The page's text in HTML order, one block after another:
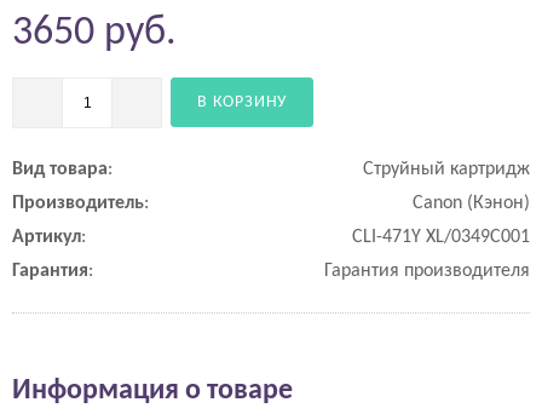
Вид товара:
Струйный картридж
Производитель:
Canon (Кэнон)
Артикул:
CLI-471Y XL/0349C001
Гарантия: Гарантия производителя
3650 руб.
В КОРЗИНУ
Информация о товаре